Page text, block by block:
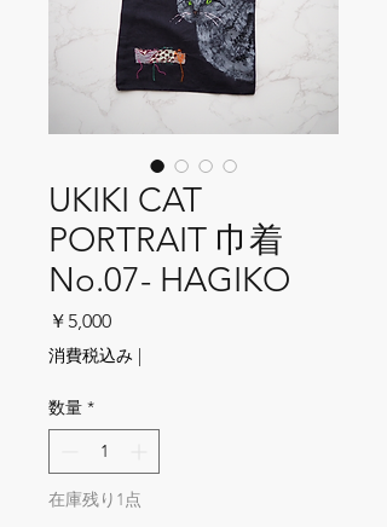
UKIKI CAT
PORTRAIT 巾着
No.07- HAGIKO
￥5,000価格
消費税込み |
数量 *
在庫残り1点